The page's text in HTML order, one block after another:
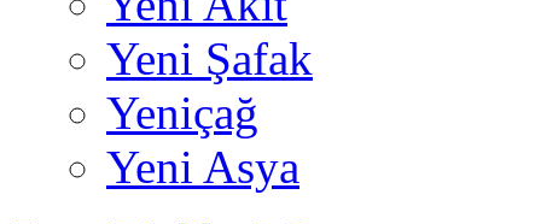
Yeni Şafak
Yeniçağ
Yeni Asya